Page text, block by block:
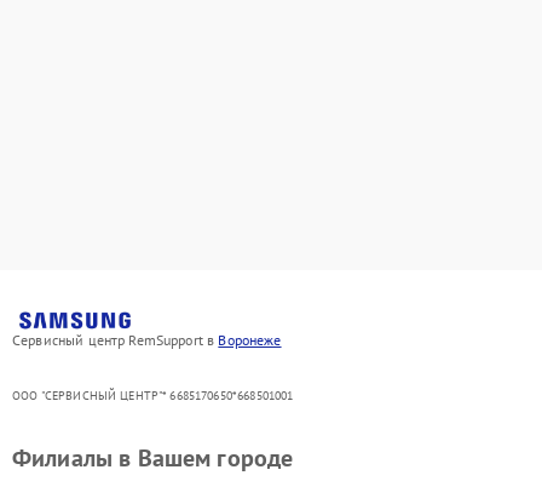
Сервисный центр RemSupport в Воронеже
ООО "СЕРВИСНЫЙ ЦЕНТР"* 6685170650*668501001
Филиалы в Вашем городе